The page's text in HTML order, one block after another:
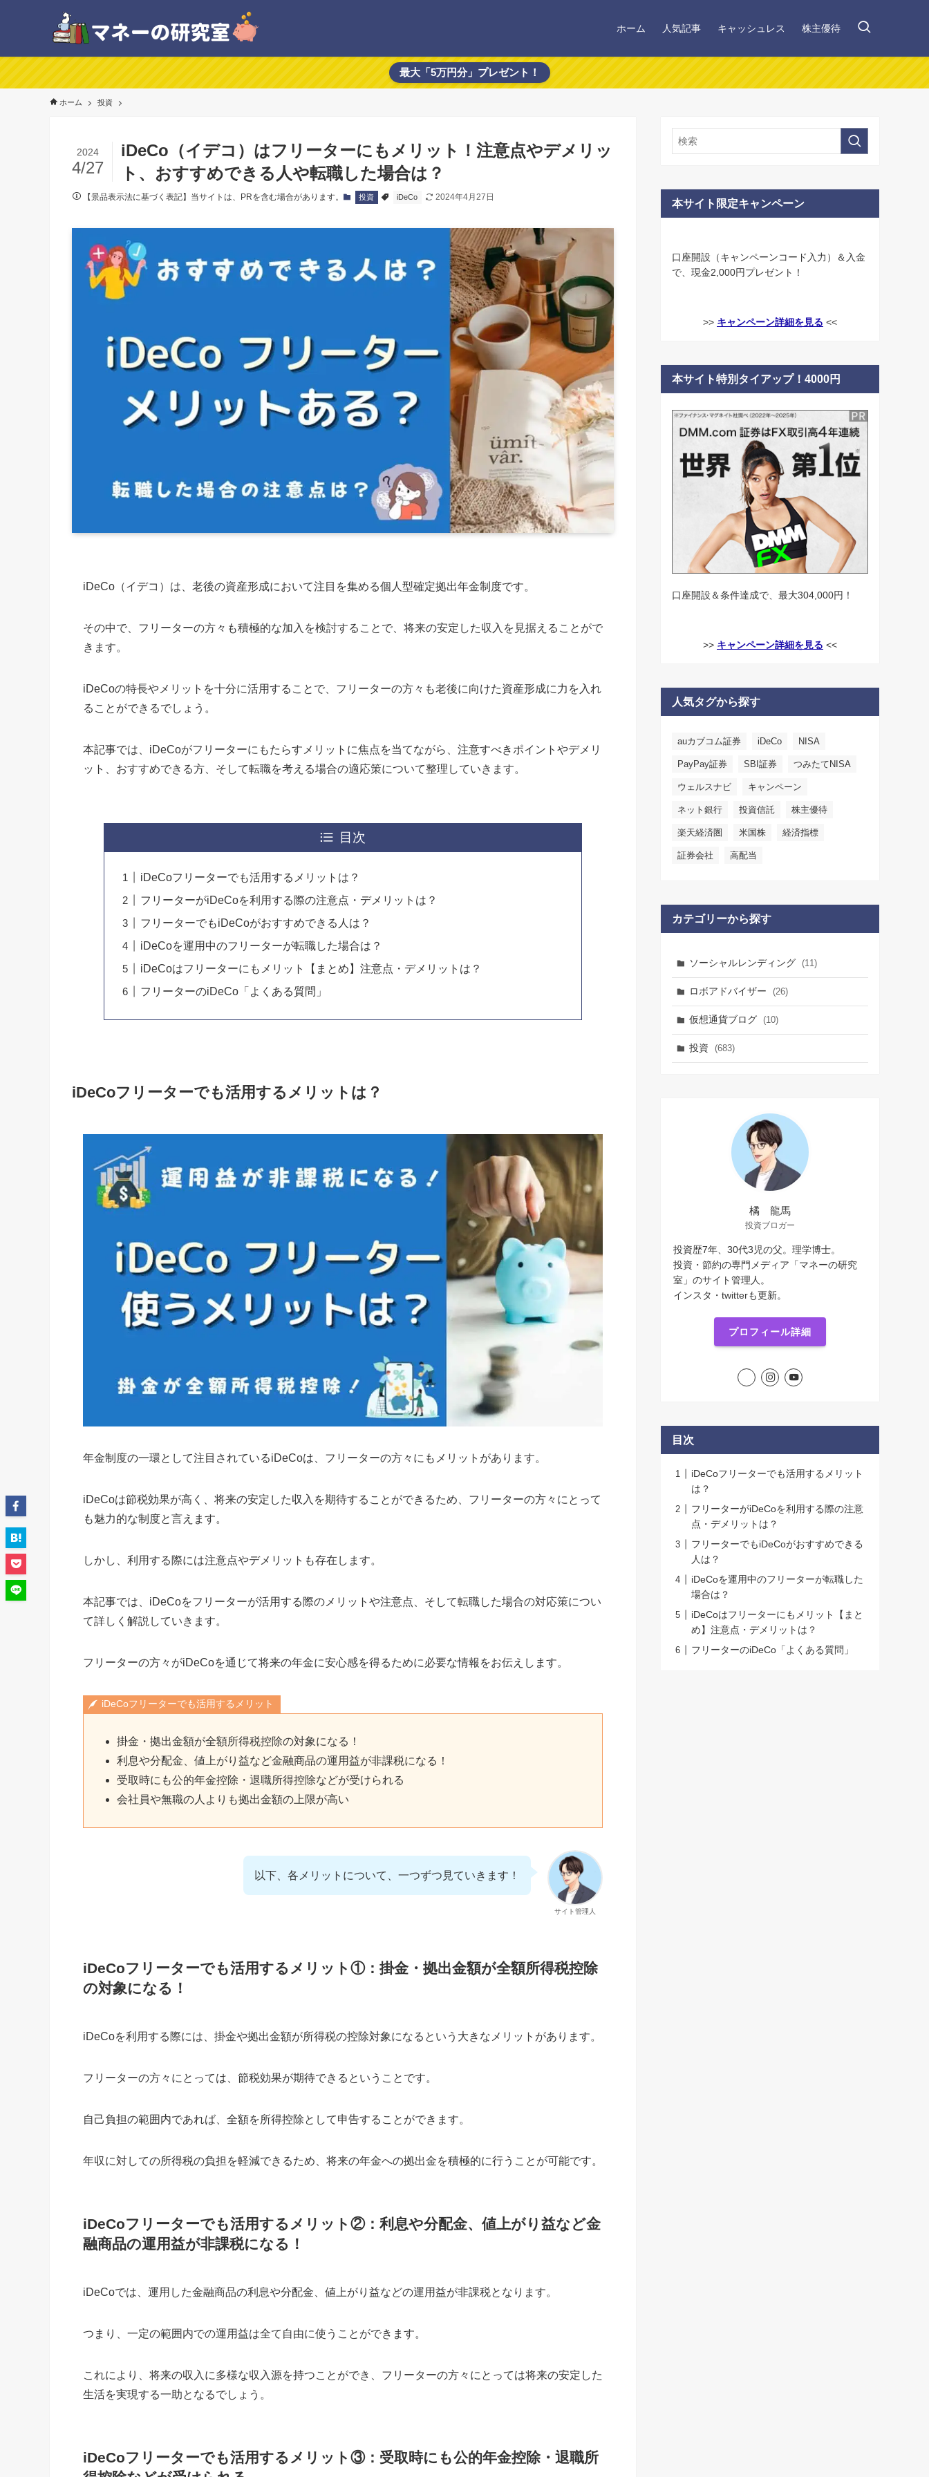
ホーム 人気記事 キャッシュレス 株主優待
最大「5万円分」プレゼント！
ホーム 投資
iDeCo（イデコ）はフリーターにもメリット！注意点やデメリッ
ト、おすすめできる人や転職した場合は？
2024
4/27
【景品表示法に基づく表記】当サイトは、PRを含む場合があります。 投資 iDeCo 2024年4月27日
iDeCo（イデコ）は、老後の資産形成において注目を集める個人型確定拠出年金制度です。
その中で、フリーターの方々も積極的な加入を検討することで、将来の安定した収入を見据えることがで
きます。
iDeCoの特長やメリットを十分に活用することで、フリーターの方々も老後に向けた資産形成に力を入れ
ることができるでしょう。
本記事では、iDeCoがフリーターにもたらすメリットに焦点を当てながら、注意すべきポイントやデメリ
ット、おすすめできる方、そして転職を考える場合の適応策について整理していきます。
目次
iDeCoフリーターでも活用するメリットは？
フリーターがiDeCoを利用する際の注意点・デメリットは？
フリーターでもiDeCoがおすすめできる人は？
iDeCoを運用中のフリーターが転職した場合は？
iDeCoはフリーターにもメリット【まとめ】注意点・デメリットは？
フリーターのiDeCo「よくある質問」
iDeCoフリーターでも活用するメリットは？
年金制度の一環として注目されているiDeCoは、フリーターの方々にもメリットがあります。
iDeCoは節税効果が高く、将来の安定した収入を期待することができるため、フリーターの方々にとって
も魅力的な制度と言えます。
しかし、利用する際には注意点やデメリットも存在します。
本記事では、iDeCoをフリーターが活用する際のメリットや注意点、そして転職した場合の対応策につい
て詳しく解説していきます。
フリーターの方々がiDeCoを通じて将来の年金に安心感を得るために必要な情報をお伝えします。
iDeCoフリーターでも活用するメリット
掛金・拠出金額が全額所得税控除の対象になる！
利息や分配金、値上がり益など金融商品の運用益が非課税になる！
受取時にも公的年金控除・退職所得控除などが受けられる
会社員や無職の人よりも拠出金額の上限が高い
サイト管理人
以下、各メリットについて、一つずつ見ていきます！
iDeCoフリーターでも活用するメリット①：掛金・拠出金額が全額所得税控除
の対象になる！
iDeCoを利用する際には、掛金や拠出金額が所得税の控除対象になるという大きなメリットがあります。
フリーターの方々にとっては、節税効果が期待できるということです。
自己負担の範囲内であれば、全額を所得控除として申告することができます。
年収に対しての所得税の負担を軽減できるため、将来の年金への拠出金を積極的に行うことが可能です。
iDeCoフリーターでも活用するメリット②：利息や分配金、値上がり益など金
融商品の運用益が非課税になる！
iDeCoでは、運用した金融商品の利息や分配金、値上がり益などの運用益が非課税となります。
つまり、一定の範囲内での運用益は全て自由に使うことができます。
これにより、将来の収入に多様な収入源を持つことができ、フリーターの方々にとっては将来の安定した
生活を実現する一助となるでしょう。
iDeCoフリーターでも活用するメリット③：受取時にも公的年金控除・退職所
本サイト限定キャンペーン
口座開設（キャンペーンコード入力）＆入金
で、現金2,000円プレゼント！
>> キャンペーン詳細を見る <<
本サイト特別タイアップ！4000円
口座開設＆条件達成で、最大304,000円！
>> キャンペーン詳細を見る <<
人気タグから探す
auカブコム証券 iDeCo NISA
PayPay証券 SBI証券 つみたてNISA
ウェルスナビ キャンペーン
ネット銀行 投資信託 株主優待
楽天経済圏 米国株 経済指標
証券会社 高配当
カテゴリーから探す
ソーシャルレンディング (11)
ロボアドバイザー (26)
仮想通貨ブログ (10)
投資 (683)
橘 龍馬
投資ブロガー
投資歴7年、30代3児の父。理学博士。
投資・節約の専門メディア「マネーの研究
室」のサイト管理人。
インスタ・twitterも更新。
プロフィール詳細
目次
iDeCoフリーターでも活用するメリット
は？
フリーターがiDeCoを利用する際の注意
点・デメリットは？
フリーターでもiDeCoがおすすめできる
人は？
iDeCoを運用中のフリーターが転職した
場合は？
iDeCoはフリーターにもメリット【まと
め】注意点・デメリットは？
フリーターのiDeCo「よくある質問」